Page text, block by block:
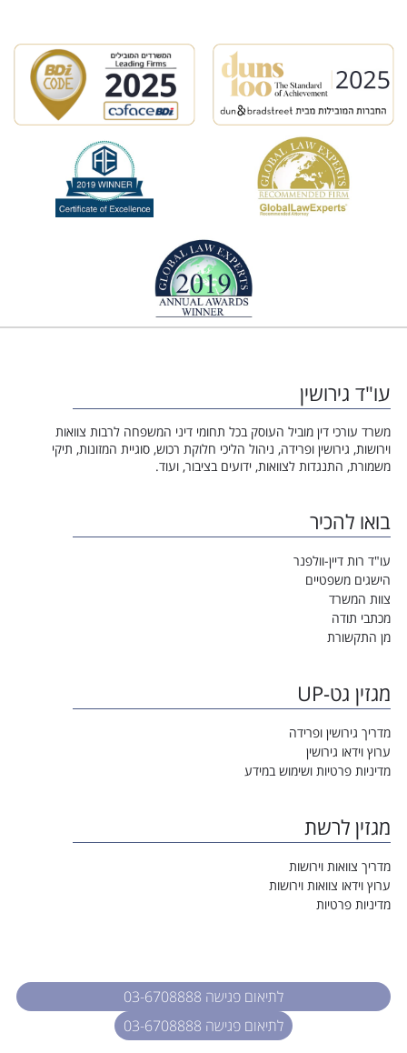
עו"ד גירושין
משרד עורכי דין מוביל העוסק בכל תחומי דיני המשפחה לרבות צוואות
וירושות, גירושין ופרידה, ניהול הליכי חלוקת רכוש, סוגיית המזונות, תיקי
משמורת, התנגדות לצוואות, ידועים בציבור, ועוד.
בואו להכיר
עו"ד רות דיין-וולפנר
הישגים משפטיים
צוות המשרד
מכתבי תודה
מן התקשורת
מגזין גט-UP
מדריך גירושין ופרידה
ערוץ וידאו גירושין
מדיניות פרטיות ושימוש במידע
מגזין לרשת
מדריך צוואות וירושות
ערוץ וידאו צוואות וירושות
מדיניות פרטיות
לתיאום פגישה 03-6708888
לתיאום פגישה 03-6708888